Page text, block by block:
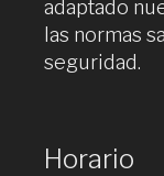
adaptado
las normas
seguridad.
Horario